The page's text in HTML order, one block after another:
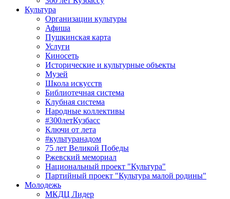
Культура
Организации культуры
Афиша
Пушкинская карта
Услуги
Киносеть
Исторические и культурные объекты
Музей
Школа искусств
Библиотечная система
Клубная система
Народные коллективы
#300летКузбасс
Ключи от лета
#культуранадом
75 лет Великой Победы
Ржевский мемориал
Национальный проект "Культура"
Партийный проект "Культура малой родины"
Молодежь
МКДЦ Лидер